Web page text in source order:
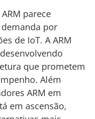
parece
por
de IoT. A ARM
que prometem
Além
ARM em
em ascensão,